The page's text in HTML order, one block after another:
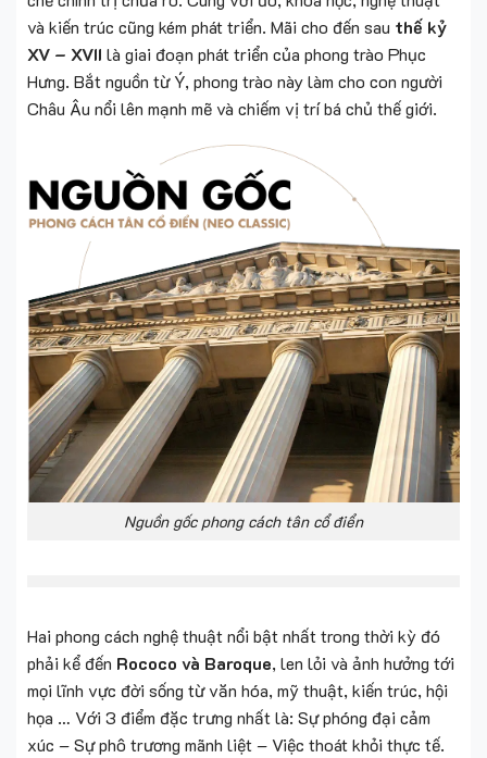
và kiến trúc cũng kém phát triển. Mãi cho đến sau thế kỷ
XV – XVII là giai đoạn phát triển của phong trào Phục
Hưng. Bắt nguồn từ Ý, phong trào này làm cho con người
Châu Âu nổi lên mạnh mẽ và chiếm vị trí bá chủ thế giới.
Nguồn gốc phong cách tân cổ điển
Hai phong cách nghệ thuật nổi bật nhất trong thời kỳ đó
phải kể đến Rococo và Baroque, len lỏi và ảnh hưởng tới
mọi lĩnh vực đời sống từ văn hóa, mỹ thuật, kiến trúc, hội
họa … Với 3 điểm đặc trưng nhất là: Sự phóng đại cảm
xúc – Sự phô trương mãnh liệt – Việc thoát khỏi thực tế.